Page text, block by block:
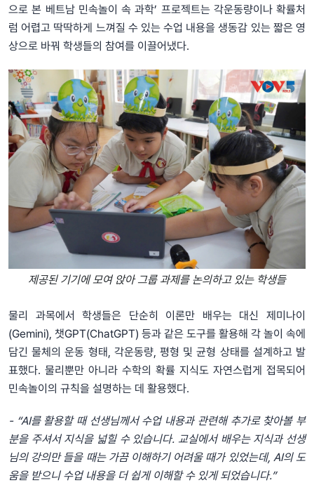
으로 본 베트남 민속놀이 속 과학’ 프로젝트는 각운동량이나 확률처
럼 어렵고 딱딱하게 느껴질 수 있는 수업 내용을 생동감 있는 짧은 영
상으로 바꿔 학생들의 참여를 이끌어냈다.
제공된 기기에 모여 앉아 그룹 과제를 논의하고 있는 학생들
물리 과목에서 학생들은 단순히 이론만 배우는 대신 제미나이
(Gemini), 챗GPT(ChatGPT) 등과 같은 도구를 활용해 각 놀이 속에
담긴 물체의 운동 형태, 각운동량, 평형 및 균형 상태를 설계하고 발
표했다. 물리뿐만 아니라 수학의 확률 지식도 자연스럽게 접목되어
민속놀이의 규칙을 설명하는 데 활용했다.
- “AI를 활용할 때 선생님께서 수업 내용과 관련해 추가로 찾아볼 부
분을 주셔서 지식을 넓힐 수 있습니다. 교실에서 배우는 지식과 선생
님의 강의만 들을 때는 가끔 이해하기 어려울 때가 있었는데, AI의 도
움을 받으니 수업 내용을 더 쉽게 이해할 수 있게 되었습니다.”